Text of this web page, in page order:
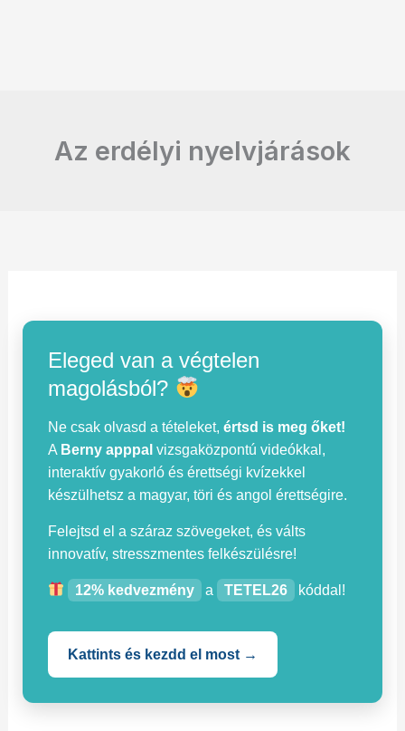
Az erdélyi nyelvjárások
Eleged van a végtelen
magolásból?
Ne csak olvasd a tételeket,értsd is meg őket!
A Berny apppal vizsgaközpontú videókkal,
interaktív gyakorló és érettségi kvízekkel
készülhetsz a magyar, töri és angol érettségire.
Felejtsd el a száraz szövegeket, és válts
innovatív, stresszmentes felkészülésre!
12% kedvezmény a TETEL26 kóddal!
Kattints és kezdd el most →